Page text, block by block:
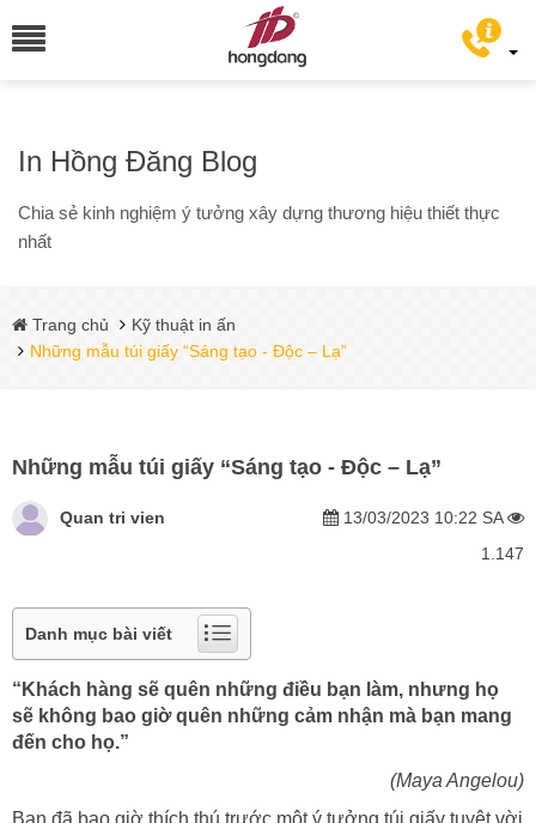
In Hồng Đăng Blog
Chia sẻ kinh nghiệm ý tưởng xây dựng thương hiệu thiết thực
nhất
Trang chủ
Kỹ thuật in ấn
Những mẫu túi giấy “Sáng tạo - Độc – Lạ”
Những mẫu túi giấy “Sáng tạo - Độc – Lạ”
Quan tri vien
13/03/2023 10:22 SA
1.147
Danh mục bài viết
“Khách hàng sẽ quên những điều bạn làm, nhưng họ
sẽ không bao giờ quên những cảm nhận mà bạn mang
đến cho họ.”
(Maya Angelou)
Bạn đã bao giờ thích thú trước một ý tưởng túi giấy tuyệt vời